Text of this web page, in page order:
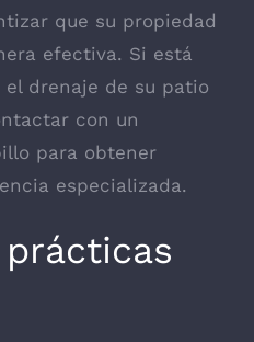
que su propiedad
efectiva. Si está
drenaje de su patio
con un
para obtener
especializada.